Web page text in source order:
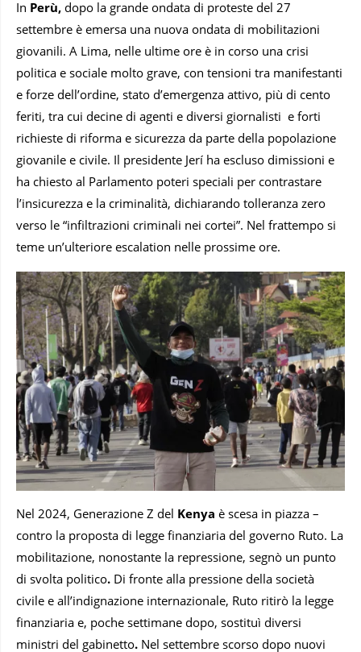
In Perù, dopo la grande ondata di proteste del 27
settembre è emersa una nuova ondata di mobilitazioni
giovanili. A Lima, nelle ultime ore è in corso una crisi
politica e sociale molto grave, con tensioni tra manifestanti
e forze dell’ordine, stato d’emergenza attivo, più di cento
feriti, tra cui decine di agenti e diversi giornalisti e forti
richieste di riforma e sicurezza da parte della popolazione
giovanile e civile. Il presidente Jerí ha escluso dimissioni e
ha chiesto al Parlamento poteri speciali per contrastare
l’insicurezza e la criminalità, dichiarando tolleranza zero
verso le “infiltrazioni criminali nei cortei”. Nel frattempo si
teme un’ulteriore escalation nelle prossime ore.
Nel 2024, Generazione Z del Kenya è scesa in piazza –
contro la proposta di legge finanziaria del governo Ruto. La
mobilitazione, nonostante la repressione, segnò un punto
di svolta politico. Di fronte alla pressione della società
civile e all’indignazione internazionale, Ruto ritirò la legge
finanziaria e, poche settimane dopo, sostituì diversi
ministri del gabinetto. Nel settembre scorso dopo nuovi